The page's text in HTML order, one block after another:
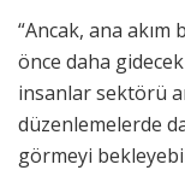
“Ancak, ana
önce daha
insanlar sektörü
düzenlemelerde
görmeyi